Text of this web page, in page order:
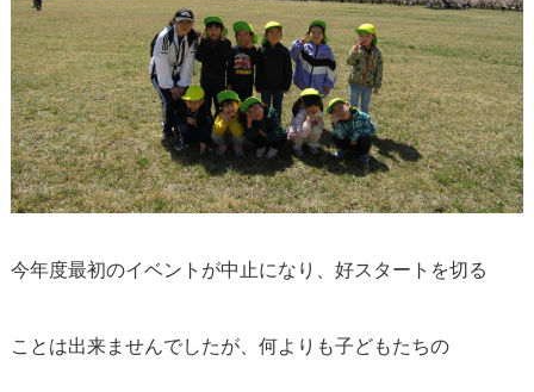
今年度最初のイベントが中止になり、好スタートを切る
ことは出来ませんでしたが、何よりも子どもたちの